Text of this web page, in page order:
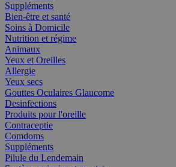
Suppléments
Bien-être et santé
Soins à Domicile
Nutrition et régime
Animaux
Yeux et Oreilles
Allergie
Yeux secs
Gouttes Oculaires Glaucome
Desinfections
Produits pour l'oreille
Contraceptie
Comdoms
Suppléments
Pilule du Lendemain